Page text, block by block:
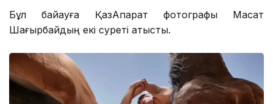
Бұл байқауға ҚазАқпарат фотографы Мақсат
Шағырбайдың екі суреті қатысты.